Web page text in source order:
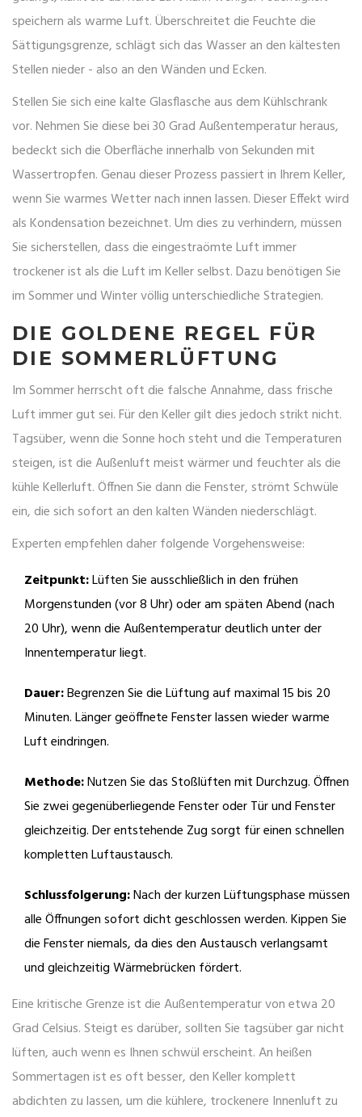
speichern als warme Luft. Überschreitet die Feuchte die
Sättigungsgrenze, schlägt sich das Wasser an den kältesten
Stellen nieder - also an den Wänden und Ecken.
Stellen Sie sich eine kalte Glasflasche aus dem Kühlschrank
vor. Nehmen Sie diese bei 30 Grad Außentemperatur heraus,
bedeckt sich die Oberfläche innerhalb von Sekunden mit
Wassertropfen. Genau dieser Prozess passiert in Ihrem Keller,
wenn Sie warmes Wetter nach innen lassen. Dieser Effekt wird
alsKondensationbezeichnet. Um dies zu verhindern, müssen
Sie sicherstellen, dass die eingestraömte Luft immer
trockener ist als die Luft im Keller selbst. Dazu benötigen Sie
im Sommer und Winter völlig unterschiedliche Strategien.
DIE GOLDENE REGEL FÜR
DIE SOMMERLÜFTUNG
Im Sommer herrscht oft die falsche Annahme, dass frische
Luft immer gut sei. Für den Keller gilt dies jedoch strikt nicht.
Tagsüber, wenn die Sonne hoch steht und die Temperaturen
steigen, ist die Außenluft meist wärmer und feuchter als die
kühle Kellerluft. Öffnen Sie dann die Fenster, strömt Schwüle
ein, die sich sofort an den kalten Wänden niederschlägt.
Experten empfehlen daher folgende Vorgehensweise:
Zeitpunkt:Lüften Sie ausschließlich in den frühen
Morgenstunden (vor 8 Uhr) oder am späten Abend (nach
20 Uhr), wenn die Außentemperatur deutlich unter der
Innentemperatur liegt.
Dauer:Begrenzen Sie die Lüftung auf maximal 15 bis 20
Minuten. Länger geöffnete Fenster lassen wieder warme
Luft eindringen.
Methode:Nutzen Sie das Stoßlüften mit Durchzug. Öffnen
Sie zwei gegenüberliegende Fenster oder Tür und Fenster
gleichzeitig. Der entstehende Zug sorgt für einen schnellen
kompletten Luftaustausch.
Schlussfolgerung:Nach der kurzen Lüftungsphase müssen
alle Öffnungen sofort dicht geschlossen werden. Kippen Sie
die Fenster niemals, da dies den Austausch verlangsamt
und gleichzeitig Wärmebrücken fördert.
Eine kritische Grenze ist die Außentemperatur von etwa 20
Grad Celsius. Steigt es darüber, sollten Sie tagsüber gar nicht
lüften, auch wenn es Ihnen schwül erscheint. An heißen
Sommertagen ist es oft besser, den Keller komplett
abdichten zu lassen, um die kühlere, trockenere Innenluft zu